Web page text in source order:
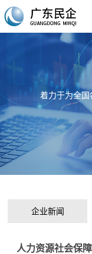
着力于为全国
企业新闻
人力资源社会保